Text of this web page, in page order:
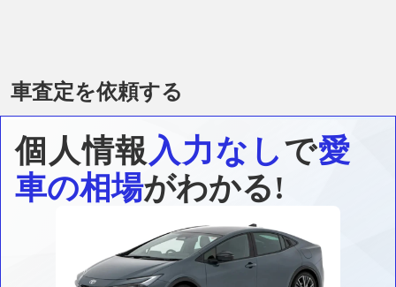
車査定を依頼する
個人情報 入力なしで愛
車の相場がわかる!